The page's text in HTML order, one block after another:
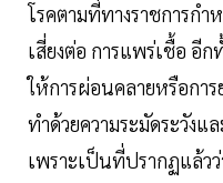
โรคตามที่ทางราชการก
เสี่ยงต่อ การแพร่เชื้อ อีก
ให้การผ่อนคลายหรือกา
ทำด้วยความระมัดระวังแ
เพราะเป็นที่ปรากฏแล้ว